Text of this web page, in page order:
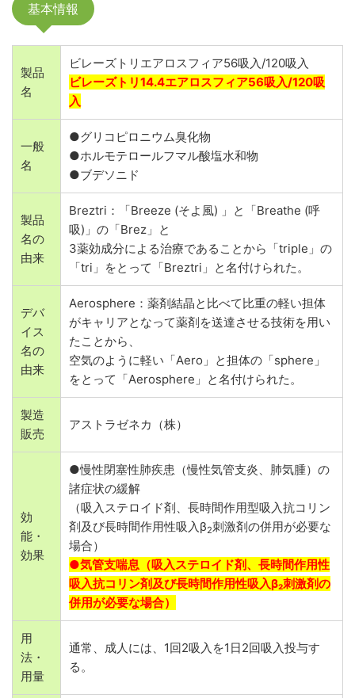
基本情報
製品
名
ビレーズトリエアロスフィア56吸入/120吸入
ビレーズトリ14.4エアロスフィア56吸入/120吸
入
一般
名
●グリコピロニウム臭化物
●ホルモテロールフマル酸塩水和物
●ブデソニド
製品
名の
由来
Breztri：「Breeze (そよ風) 」と「Breathe (呼
吸)」の「Brez」と
3薬効成分による治療であることから「triple」の
「tri」をとって「Breztri」と名付けられた。
デバ
イス
名の
由来
Aerosphere：薬剤結晶と比べて比重の軽い担体
がキャリアとなって薬剤を送達させる技術を用い
たことから、
空気のように軽い「Aero」と担体の「sphere」
をとって「Aerosphere」と名付けられた。
製造
販売
アストラゼネカ（株）
効
能・
効果
●慢性閉塞性肺疾患（慢性気管支炎、肺気腫）の
諸症状の緩解
（吸入ステロイド剤、長時間作用型吸入抗コリン
剤及び長時間作用性吸入β2刺激剤の併用が必要な
場合）
●気管支喘息（吸入ステロイド剤、長時間作用性
吸入抗コリン剤及び長時間作用性吸入β₂刺激剤の
併用が必要な場合）
用
法・
用量
通常、成人には、1回2吸入を1日2回吸入投与す
る。